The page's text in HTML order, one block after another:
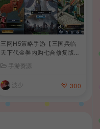
三网H5策略手游【三国兵临
天下代金券内购七合修复版】
+Linux手工服务端+管理后台
+GM授权后台+简易安卓客户
端+详细搭建教程+视频教程
手游资源
波少 300